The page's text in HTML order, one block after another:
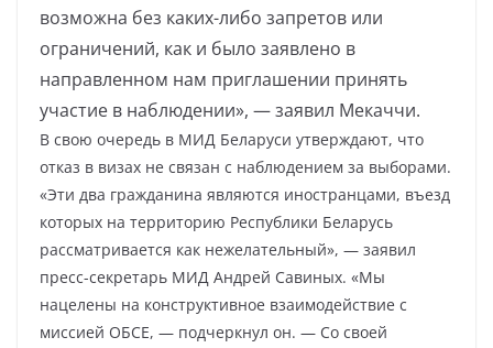
возможна без каких-либо запретов или
ограничений, как и было заявлено в
направленном нам приглашении принять
участие в наблюдении», — заявил Мекаччи.
В свою очередь в МИД Беларуси утверждают, что
отказ в визах не связан с наблюдением за выборами.
«Эти два гражданина являются иностранцами, въезд
которых на территорию Республики Беларусь
рассматривается как нежелательный», — заявил
пресс-секретарь МИД Андрей Савиных. «Мы
нацелены на конструктивное взаимодействие с
миссией ОБСЕ, — подчеркнул он. — Со своей